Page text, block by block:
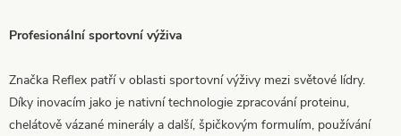
Profesionální sportovní výživa
Značka Reflex patří v oblasti sportovní výživy mezi světové lídry.
Díky inovacím jako je nativní technologie zpracování proteinu,
chelátově vázané minerály a další, špičkovým formulím, používání